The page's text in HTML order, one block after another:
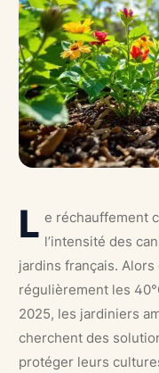
L e réchauffement
l’intensité des
jardins français.
régulièrement les
2025, les jardiniers
cherchent des
protéger leurs